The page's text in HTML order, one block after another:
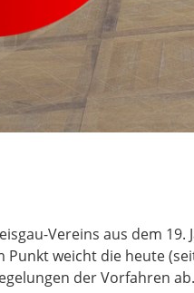
Vereins aus dem
Punkt weicht die heute
der Vorfahren ab.